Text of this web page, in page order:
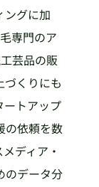
ングに加
専門のア
芸品の販
づくりにも
ートアップ
の依頼を数
ディア・
のデータ分